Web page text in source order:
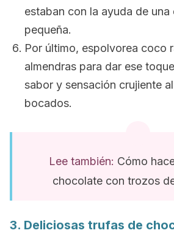
estaban con la ayuda de una
pequeña.
Por último, espolvorea coco
almendras para dar ese
sabor y sensación crujiente
bocados.
Lee también: Cómo
chocolate con trozos
3. Deliciosas trufas de